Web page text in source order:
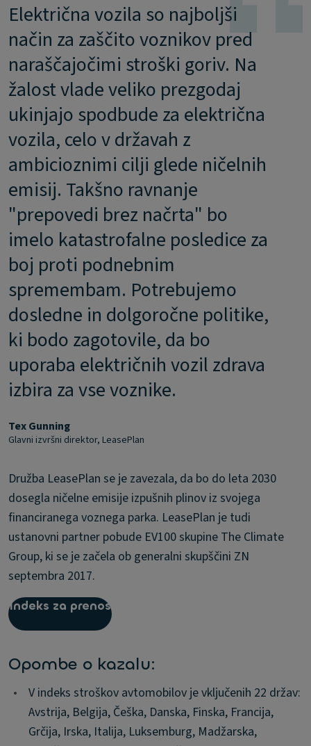
Električna vozila so najboljši
način za zaščito voznikov pred
naraščajočimi stroški goriv. Na
žalost vlade veliko prezgodaj
ukinjajo spodbude za električna
vozila, celo v državah z
ambicioznimi cilji glede ničelnih
emisij. Takšno ravnanje
"prepovedi brez načrta" bo
imelo katastrofalne posledice za
boj proti podnebnim
spremembam. Potrebujemo
dosledne in dolgoročne politike,
ki bodo zagotovile, da bo
uporaba električnih vozil zdrava
izbira za vse voznike.
Tex Gunning
Glavni izvršni direktor, LeasePlan
Družba LeasePlan se je zavezala, da bo do leta 2030
dosegla ničelne emisije izpušnih plinov iz svojega
financiranega voznega parka. LeasePlan je tudi
ustanovni partner pobude EV100 skupine The Climate
Group, ki se je začela ob generalni skupščini ZN
septembra 2017.
Indeks za prenos
Opombe o kazalu:
•
V indeks stroškov avtomobilov je vključenih 22 držav:
Avstrija, Belgija, Češka, Danska, Finska, Francija,
Grčija, Irska, Italija, Luksemburg, Madžarska,